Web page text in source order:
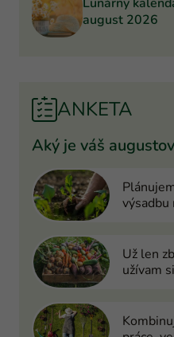
august 2026
ANKETA
Aký je váš
výsadbu
Už len
užívam